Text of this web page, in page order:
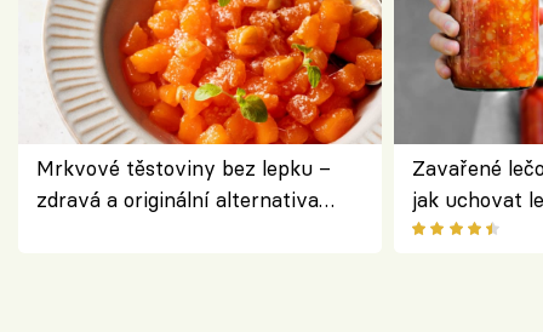
Mrkvové těstoviny bez lepku –
zdravá a originální alternativa
Zavařené
jak uchovat